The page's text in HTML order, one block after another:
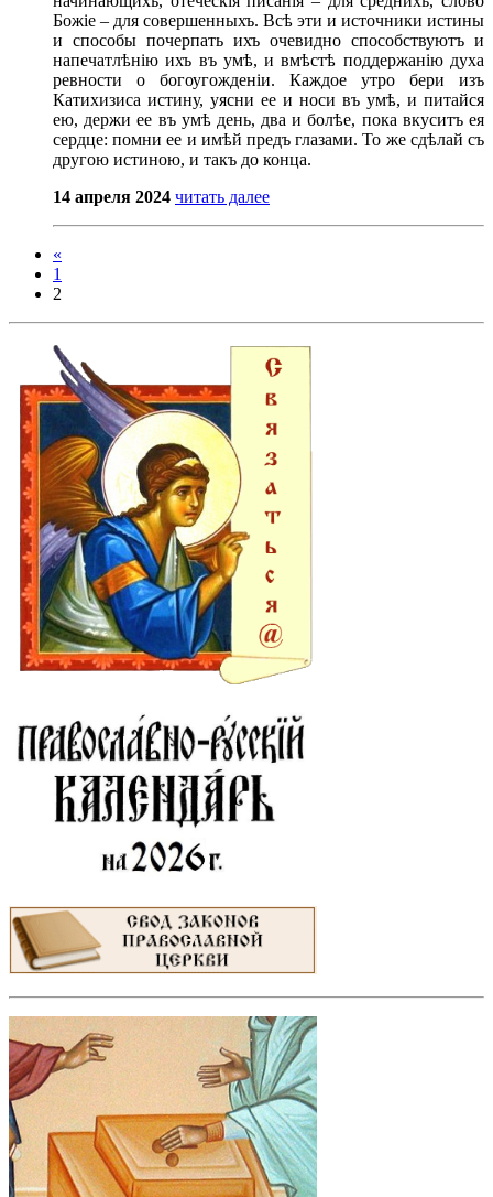
Божіе – для совершенныхъ. Всѣ эти и источники истины
и способы почерпать ихъ очевидно способствуютъ и
напечатлѣнію ихъ въ умѣ, и вмѣстѣ поддержанію духа
ревности о богоугожденіи. Каждое утро бери изъ
Катихизиса истину, уясни ее и носи въ умѣ, и питайся
ею, держи ее въ умѣ день, два и болѣе, пока вкуситъ ея
сердце: помни ее и имѣй предъ глазами. То же сдѣлай съ
другою истиною, и такъ до конца.
14 апреля 2024 читать далее
«
1
2